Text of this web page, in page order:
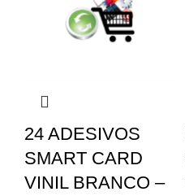
24 ADESIVOS
SMART CARD
VINIL BRANCO –